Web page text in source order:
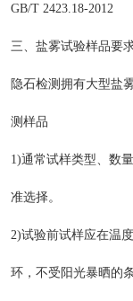
GB/T 2423.18-2012
三、盐雾试验样品要
隐石检测拥有大型盐
测样品
1)通常试样类型、数
准选择。
2)试验前试样应在温
环，不受阳光暴晒的